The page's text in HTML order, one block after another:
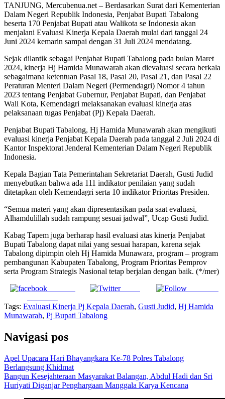
TANJUNG, Mercubenua.net – Berdasarkan Surat dari Kementerian
Dalam Negeri Republik Indonesia, Penjabat Bupati Tabalong
beserta 170 Penjabat Bupati atau Walikota se Indonesia akan
menjalani Evaluasi Kinerja Kepala Daerah mulai dari tanggal 24
Juni 2024 kemarin sampai dengan 31 Juli 2024 mendatang.
Sejak dilantik sebagai Penjabat Bupati Tabalong pada bulan Maret
2024, kinerja Hj Hamida Munawarah akan dievaluasi secara berkala
sebagaimana ketentuan Pasal 18, Pasal 20, Pasal 21, dan Pasal 22
Peraturan Menteri Dalam Negeri (Permendagri) Nomor 4 tahun
2023 tentang Penjabat Gubernur, Penjabat Bupati, dan Penjabat
Wali Kota, Kemendagri melaksanakan evaluasi kinerja atas
pelaksanaan tugas Penjabat (Pj) Kepala Daerah.
Penjabat Bupati Tabalong, Hj Hamida Munawarah akan mengikuti
evaluasi kinerja Penjabat Kepala Daerah pada tanggal 2 Juli 2024 di
Kantor Inspektorat Jenderal Kementerian Dalam Negeri Republik
Indonesia.
Kepala Bagian Tata Pemerintahan Sekretariat Daerah, Gusti Judid
menyebutkan bahwa ada 111 indikator penilaian yang sudah
ditetapkan oleh Kemendagri serta 10 indikator Prioritas Presiden.
“Semua materi yang akan dipresentasikan pada saat evaluasi,
Alhamdulillah sudah rampung sesuai jadwal”, Ucap Gusti Judid.
Kabag Tapem juga berharap hasil evaluasi atas kinerja Penjabat
Bupati Tabalong dapat nilai yang sesuai harapan, karena sejak
Tabalong dipimpin oleh Hj Hamida Munawara, program – program
pembangunan Kabupaten Tabalong, Program Prioritas Pemprov
serta Program Strategis Nasional tetap berjalan dengan baik. (*/mer)
Tweet
Tags: Evaluasi Kinerja Pj Kepala Daerah, Gusti Judid, Hj Hamida
Munawarah, Pj Bupati Tabalong
Navigasi pos
Apel Upacara Hari Bhayangkara Ke-78 Polres Tabalong
Berlangsung Khidmat
Bangun Kesejahteraan Masyarakat Balangan, Abdul Hadi dan Sri
Huriyati Diganjar Penghargaan Manggala Karya Kencana